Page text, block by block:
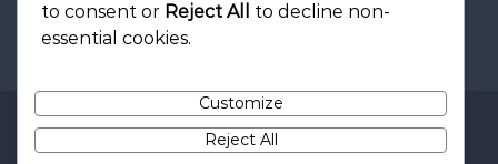
Copyright © 2026cave23.ptAll rights reserved. Theme:Flashby
ThemeGrill. Powered byWordPress
to consent or Reject All
to decline non-
essential cookies.
Customize
Reject All